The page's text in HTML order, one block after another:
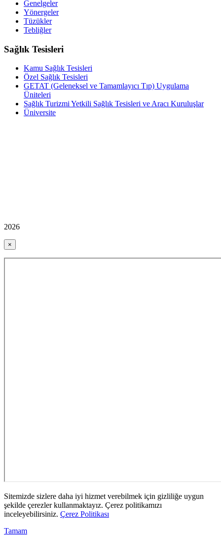
Genelgeler
Yönergeler
Tüzükler
Tebliğler
Sağlık Tesisleri
Kamu Sağlık Tesisleri
Özel Sağlık Tesisleri
GETAT (Geleneksel ve Tamamlayıcı Tıp) Uygulama
Üniteleri
Sağlık Turizmi Yetkili Sağlık Tesisleri ve Aracı Kuruluşlar
Üniversite
2026
×
Sitemizde sizlere daha iyi hizmet verebilmek için gizliliğe uygun
şekilde çerezler kullanmaktayız. Çerez politikamızı
inceleyebilirsiniz. Çerez Politikası
Tamam